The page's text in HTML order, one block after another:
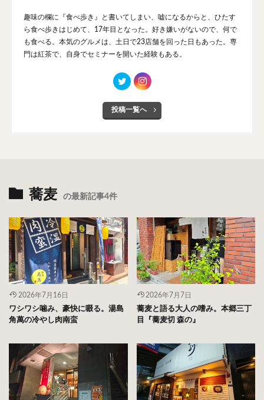
趣味の欄に『食べ歩き』と書いてしまい、嘘になるからと、ひたす
ら食べ歩きはじめて、17年目となった。好き嫌いがないので、何で
も食べる。本気のグルメは、土日で23店舗を回った日もあった。専
門は紅茶で、自身でセミナーを開いた経験もある。
投稿一覧へ
蕎麦 の最新記事4件
2026年7月16日
ワシワシ噛み、豪快に啜る。湯島
角萬の冷やし肉南蛮
2026年7月7日
蕎麦と語る大人の嗜み。本郷三丁
目『蕎麦切 森の』